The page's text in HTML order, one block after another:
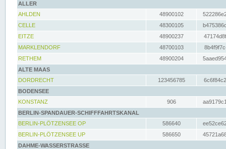
ALLER
AHLDEN
48900102
CELLE
48300105
EITZE
48900237
MARKLENDORF
48700103
RETHEM
48900204
ALTE MAAS
DORDRECHT
123456785
BODENSEE
KONSTANZ
906
BERLIN-SPANDAUER-SCHIFFFAHRTSKANAL
BERLIN-PLÖTZENSEE OP
586640
BERLIN-PLÖTZENSEE UP
586650
DAHME-WASSERSTRASSE